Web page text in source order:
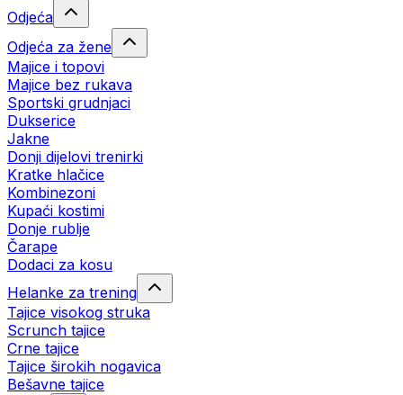
Odjeća
Odjeća za žene
Majice i topovi
Majice bez rukava
Sportski grudnjaci
Dukserice
Jakne
Donji dijelovi trenirki
Kratke hlačice
Kombinezoni
Kupaći kostimi
Donje rublje
Čarape
Dodaci za kosu
Helanke za trening
Tajice visokog struka
Scrunch tajice
Crne tajice
Tajice širokih nogavica
Bešavne tajice